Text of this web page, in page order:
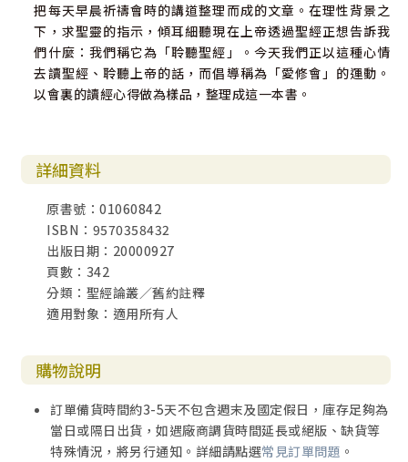
把每天早晨祈禱會時的講道整理而成的文章。在理性背景之
下，求聖靈的指示，傾耳細聽現在上帝透過聖經正想告訴我
們什麼：我們稱它為「聆聽聖經」。今天我們正以這種心情
去讀聖經、聆聽上帝的話，而倡導稱為「愛修會」的運動。
以會裏的讀經心得做為樣品，整理成這一本書。
詳細資料
原書號：01060842
ISBN：9570358432
出版日期：20000927
頁數：342
分類：聖經論叢／舊約註釋
適用對象：適用所有人
購物說明
訂單備貨時間約3-5天不包含週末及國定假日，庫存足夠為
當日或隔日出貨，如遇廠商調貨時間延長或絕版、缺貨等
特殊情況，將另行通知。詳細請點選常見訂單問題 。